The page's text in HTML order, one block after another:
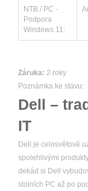
NTB / PC -
Podpora
Windows 11:
Záruka: 2 roky
Poznámka ke stavu:
Dell –
IT
Dell je celosvětově
spolehlivými
dekád si Dell
stolních PC až po